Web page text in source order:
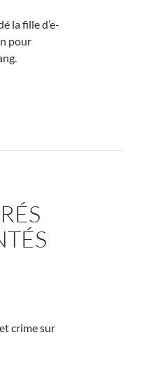
la fille d’e-
pour
crime sur